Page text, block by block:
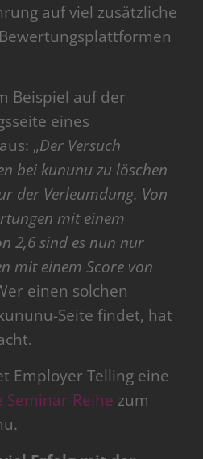
auf viel zusätzliche
Beispiel auf der
eines
„Der Versuch
bei kununu zu löschen
der Verleumdung. Von
mit einem
2,6 sind es nun nur
mit einem Score von
einen solchen
Seite findet, hat
Employer Telling eine
Reihe zum